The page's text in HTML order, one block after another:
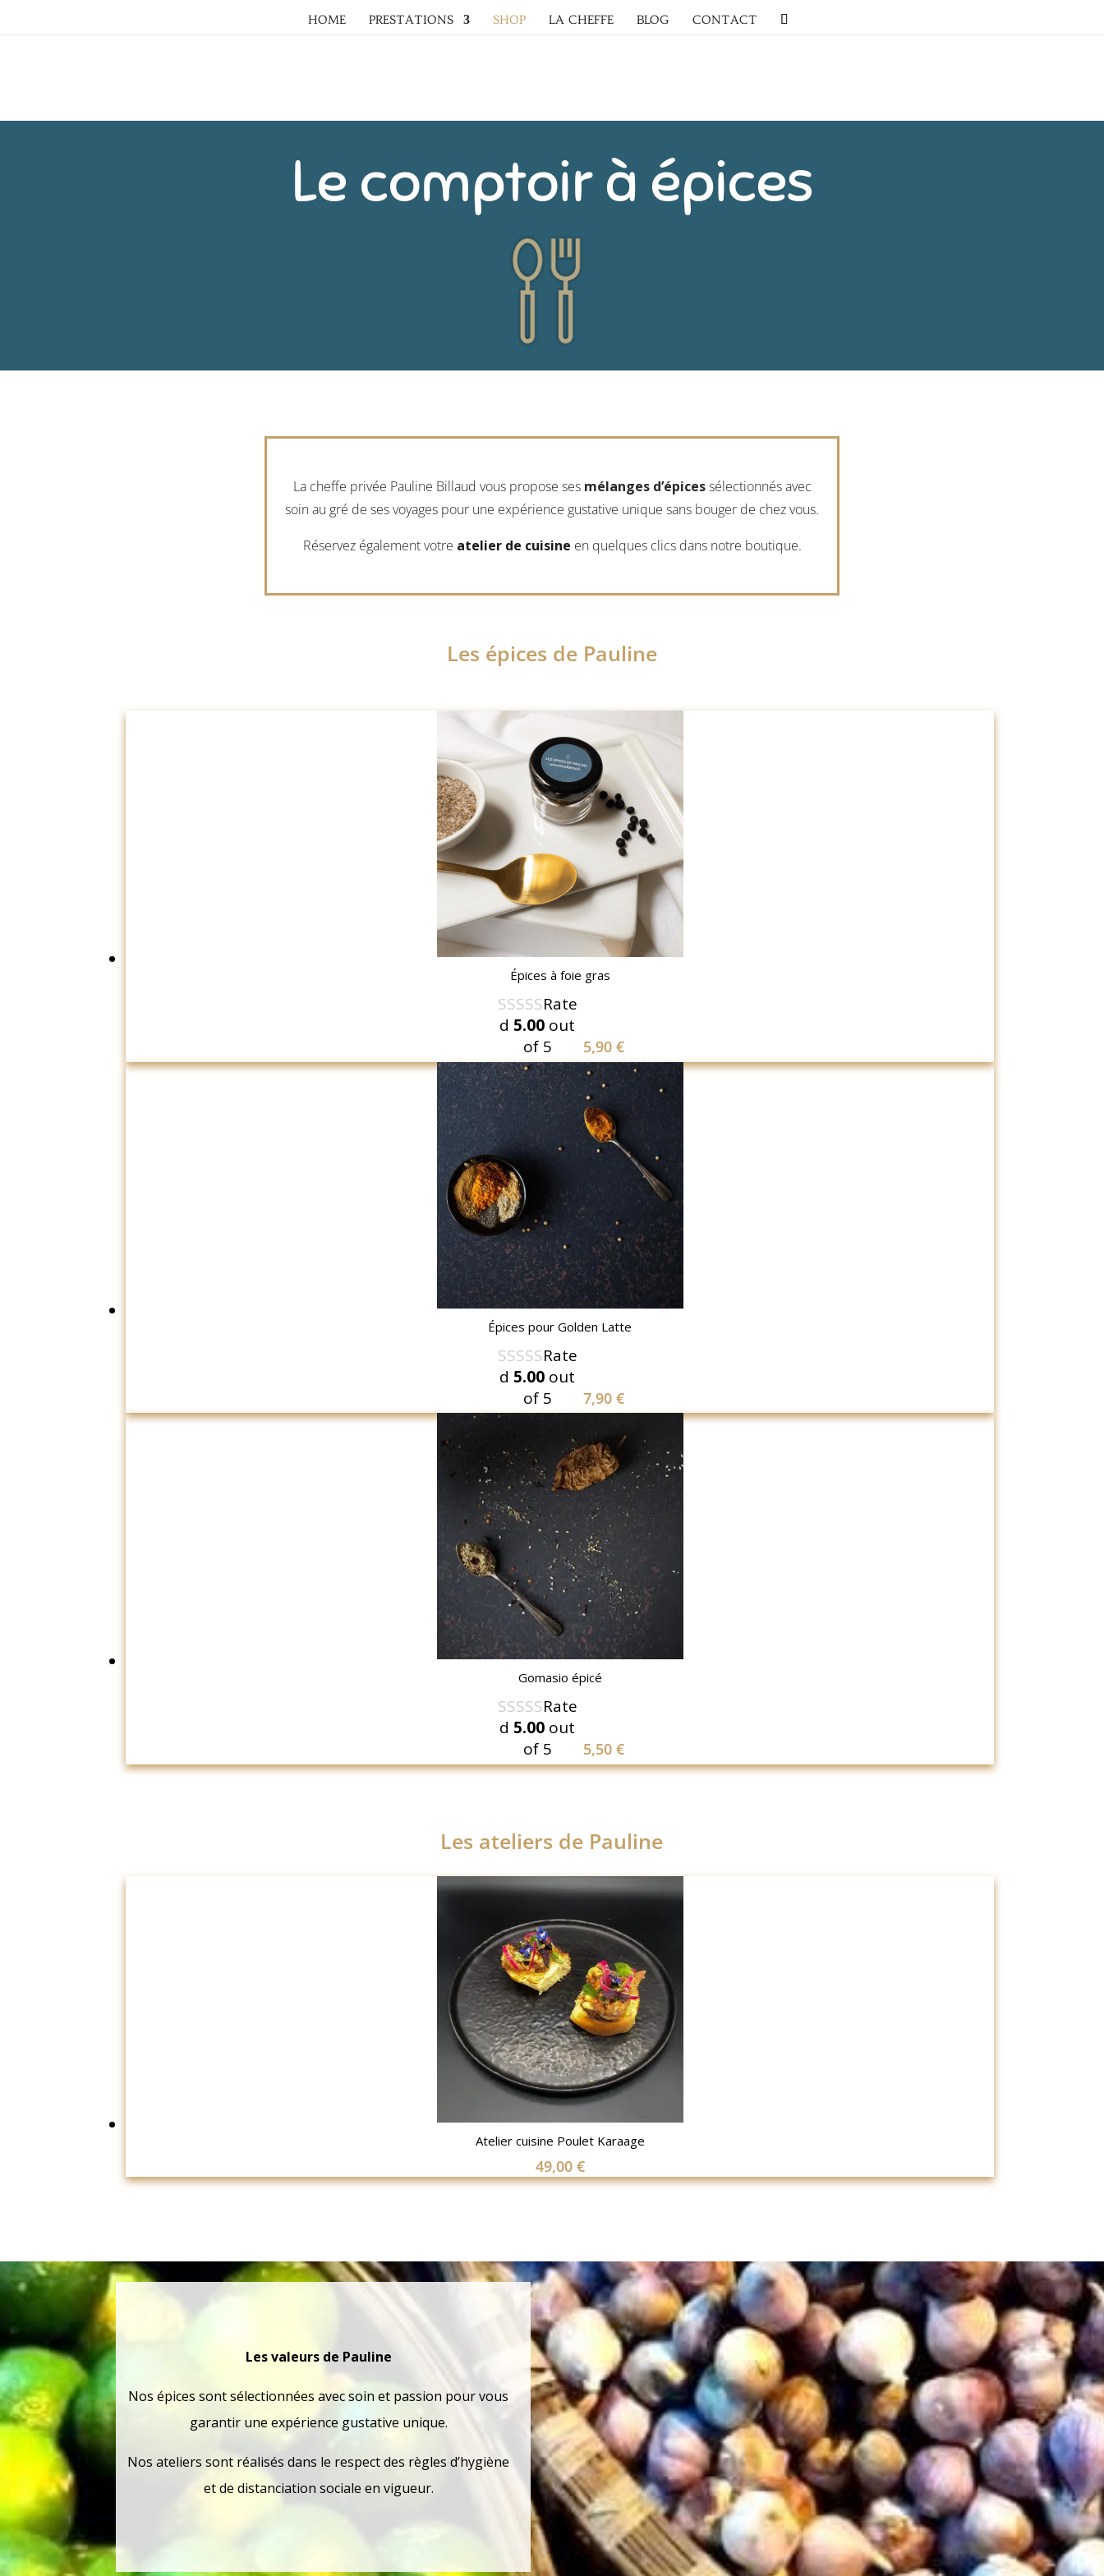
HOME PRESTATIONS SHOP LA CHEFFE BLOG CONTACT
Le comptoir à épices
La cheffe privée Pauline Billaud vous propose ses mélanges d’épicessélectionnés avec
soin au gré de ses voyages pour une expérience gustative unique sans bouger de chez vous.
Réservez également votre atelier de cuisine en quelques clics dans notre boutique.
Les épices de Pauline
Épices à foie gras
Rate
d 5.00 out
of 5
5,90€
Épices pour Golden Latte
Rate
d 5.00 out
of 5
7,90€
Gomasio épicé
Rate
d 5.00 out
of 5
5,50€
Les ateliers de Pauline
Atelier cuisine Poulet Karaage
49,00 €
Les valeurs de Pauline
Nos épices sont sélectionnées avec soin et passion pour vous
garantir une expérience gustative unique.
Nos ateliers sont réalisés dans le respect des règles d’hygiène
et de distanciation sociale en vigueur.